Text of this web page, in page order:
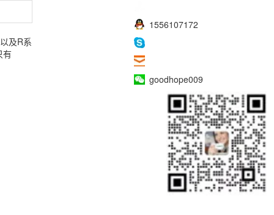
及R系
有
1556107172
goodhope009